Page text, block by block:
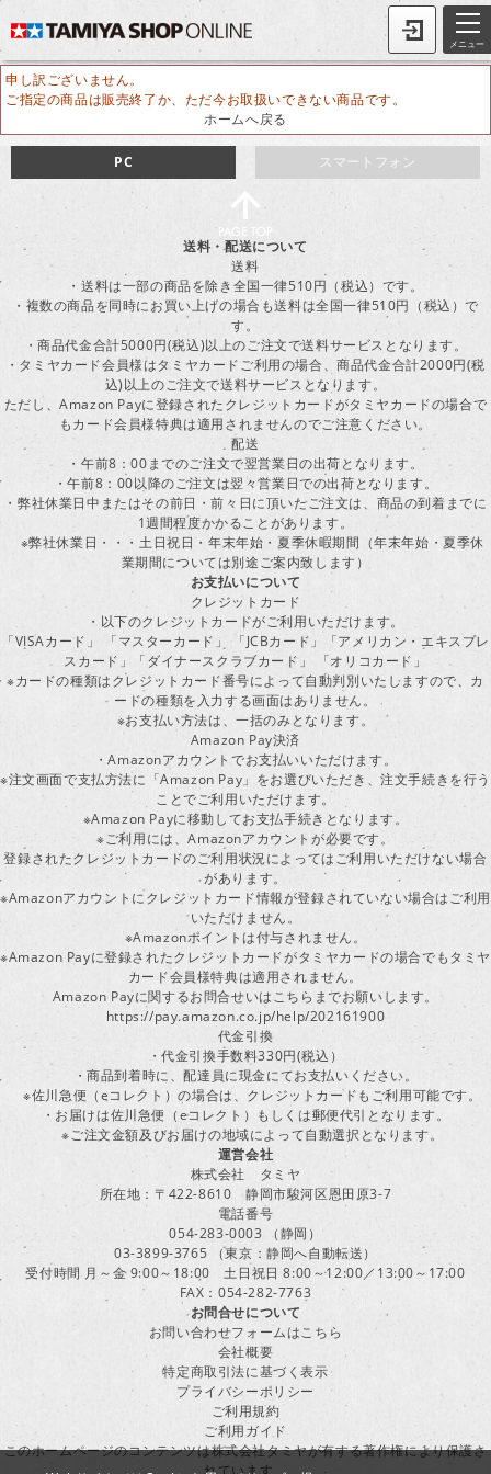
メニュー
申し訳ございません。
ご指定の商品は販売終了か、ただ今お取扱いできない商品です。
ホームへ戻る
スマートフォン
PC
送料・配送について
送料
・送料は一部の商品を除き全国一律510円（税込）です。
・複数の商品を同時にお買い上げの場合も送料は全国一律510円（税込）で
す。
・商品代金合計5000円(税込)以上のご注文で送料サービスとなります。
・タミヤカード会員様はタミヤカードご利用の場合、商品代金合計2000円(税
込)以上のご注文で送料サービスとなります。
ただし、Amazon Payに登録されたクレジットカードがタミヤカードの場合で
もカード会員様特典は適用されませんのでご注意ください。
配送
・午前8：00までのご注文で翌営業日の出荷となります。
・午前8：00以降のご注文は翌々営業日での出荷となります。
・弊社休業日中またはその前日・前々日に頂いたご注文は、商品の到着までに
1週間程度かかることがあります。
※弊社休業日・・・土日祝日・年末年始・夏季休暇期間（年末年始・夏季休
業期間については別途ご案内致します）
お支払いについて
クレジットカード
・以下のクレジットカードがご利用いただけます。
「VISAカード」 「マスターカード」 「JCBカード」「アメリカン・エキスプレ
スカード」「ダイナースクラブカード」 「オリコカード」
※カードの種類はクレジットカード番号によって自動判別いたしますので、カ
ードの種類を入力する画面はありません。
※お支払い方法は、一括のみとなります。
Amazon Pay決済
・Amazonアカウントでお支払いいただけます。
※注文画面で支払方法に「Amazon Pay」をお選びいただき、注文手続きを行う
ことでご利用いただけます。
※Amazon Payに移動してお支払手続きとなります。
※ご利用には、Amazonアカウントが必要です。
登録されたクレジットカードのご利用状況によってはご利用いただけない場合
があります。
※Amazonアカウントにクレジットカード情報が登録されていない場合はご利用
いただけません。
※Amazonポイントは付与されません。
※Amazon Payに登録されたクレジットカードがタミヤカードの場合でもタミヤ
カード会員様特典は適用されません。
Amazon Payに関するお問合せいはこちらまでお願いします。
https://pay.amazon.co.jp/help/202161900
代金引換
・代金引換手数料330円(税込）
・商品到着時に、配達員に現金にてお支払いください。
※佐川急便（eコレクト）の場合は、クレジットカードもご利用可能です。
・お届けは佐川急便（eコレクト）もしくは郵便代引となります。
※ご注文金額及びお届けの地域によって自動選択となります。
運営会社
株式会社 タミヤ
所在地：〒422-8610 静岡市駿河区恩田原3-7
電話番号
054-283-0003 （静岡）
03-3899-3765 （東京：静岡へ自動転送）
受付時間 月～金 9:00～18:00 土日祝日 8:00～12:00／13:00～17:00
FAX：054-282-7763
お問合せについて
お問い合わせフォームはこちら
会社概要
特定商取引法に基づく表示
プライバシーポリシー
ご利用規約
ご利用ガイド
このホームページのコンテンツは株式会社タミヤが有する著作権により保護さ
れています。